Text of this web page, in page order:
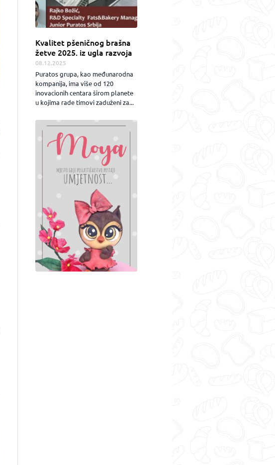
Kvalitet pšeničnog brašna
žetve 2025. iz ugla razvoja
08.12.2025
Puratos grupa, kao međunarodna
kompanija, ima više od 120
inovacionih centara širom planete
u kojima rade timovi zaduženi za...